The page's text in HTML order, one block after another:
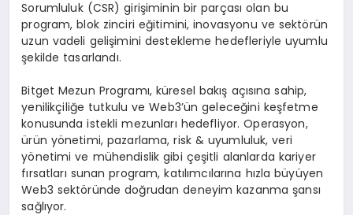
Sorumluluk (CSR) girişiminin bir parçası olan bu
program, blok zinciri eğitimini, inovasyonu ve sektörün
uzun vadeli gelişimini destekleme hedefleriyle uyumlu
şekilde tasarlandı.
Bitget Mezun Programı, küresel bakış açısına sahip,
yenilikçiliğe tutkulu ve Web3’ün geleceğini keşfetme
konusunda istekli mezunları hedefliyor. Operasyon,
ürün yönetimi, pazarlama, risk & uyumluluk, veri
yönetimi ve mühendislik gibi çeşitli alanlarda kariyer
fırsatları sunan program, katılımcılarına hızla büyüyen
Web3 sektöründe doğrudan deneyim kazanma şansı
sağlıyor.